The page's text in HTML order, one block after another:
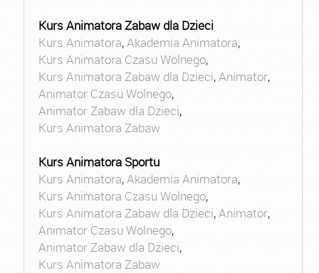
Kurs Animatora Zabaw dla Dzieci
Kurs Animatora,Akademia Animatora,
Kurs Animatora Czasu Wolnego,
Kurs Animatora Zabaw dla Dzieci,Animator,
Animator Czasu Wolnego,
Animator Zabaw dla Dzieci,
Kurs Animatora Zabaw
Kurs Animatora Sportu
Kurs Animatora,Akademia Animatora,
Kurs Animatora Czasu Wolnego,
Kurs Animatora Zabaw dla Dzieci,Animator,
Animator Czasu Wolnego,
Animator Zabaw dla Dzieci,
Kurs Animatora Zabaw